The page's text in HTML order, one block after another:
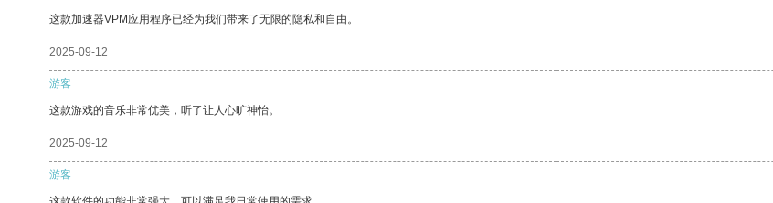
这款加速器VPM应用程序已经为我们带来了无限的隐私和自由。
2025-09-12
游客
这款游戏的音乐非常优美，听了让人心旷神怡。
2025-09-12
游客